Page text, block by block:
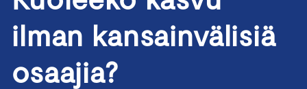
ilman kansainvälisiä
osaajia?